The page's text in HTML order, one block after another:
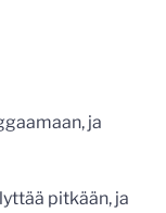
ja
pitkään, ja